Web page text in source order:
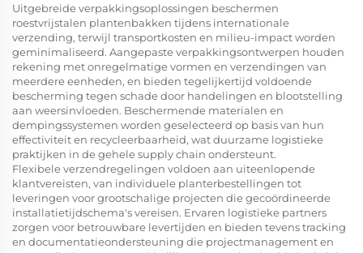
Uitgebreide verpakkingsoplossingen beschermen
roestvrijstalen plantenbakken tijdens internationale
verzending, terwijl transportkosten en milieu-impact worden
geminimaliseerd. Aangepaste verpakkingsontwerpen houden
rekening met onregelmatige vormen en verzendingen van
meerdere eenheden, en bieden tegelijkertijd voldoende
bescherming tegen schade door handelingen en blootstelling
aan weersinvloeden. Beschermende materialen en
dempingssystemen worden geselecteerd op basis van hun
effectiviteit en recycleerbaarheid, wat duurzame logistieke
praktijken in de gehele supply chain ondersteunt.
Flexibele verzendregelingen voldoen aan uiteenlopende
klantvereisten, van individuele planterbestellingen tot
leveringen voor grootschalige projecten die gecoördineerde
installatietijdschema's vereisen. Ervaren logistieke partners
zorgen voor betrouwbare levertijden en bieden tevens tracking
en documentatieondersteuning die projectmanagement en